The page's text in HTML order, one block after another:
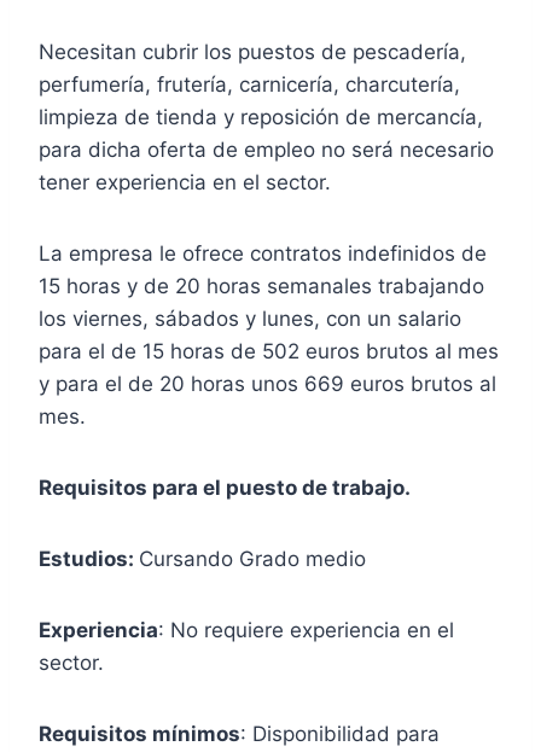
Necesitan cubrir los puestos de pescadería,
perfumería, frutería, carnicería, charcutería,
limpieza de tienda y reposición de mercancía,
para dicha oferta de empleo no será necesario
tener experiencia en el sector.
La empresa le ofrece contratos indefinidos de
15 horas y de 20 horas semanales trabajando
los viernes, sábados y lunes, con un salario
para el de 15 horas de 502 euros brutos al mes
y para el de 20 horas unos 669 euros brutos al
mes.
Requisitos para el puesto de trabajo.
Estudios: Cursando Grado medio
Experiencia: No requiere experiencia en el
sector.
Requisitos mínimos: Disponibilidad para